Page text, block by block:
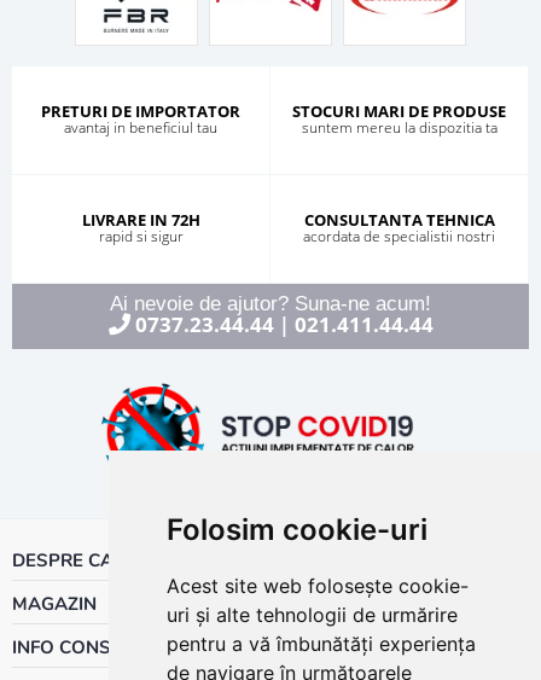
Folosim cookie-uri
Acest site web folosește cookie-
uri și alte tehnologii de urmărire
pentru a vă îmbunătăți experiența
de navigare în următoarele
PRETURI DE IMPORTATOR
avantaj in beneficiul tau
STOCURI MARI DE PRODUSE
suntem mereu la dispozitia ta
LIVRARE IN 72H
rapid si sigur
CONSULTANTA TEHNICA
acordata de specialistii nostri
Ai nevoie de ajutor? Suna-ne acum!
0737.23.44.44| 021.411.44.44
DESPRE CALOR
MAGAZIN
INFO CONSUMATOR